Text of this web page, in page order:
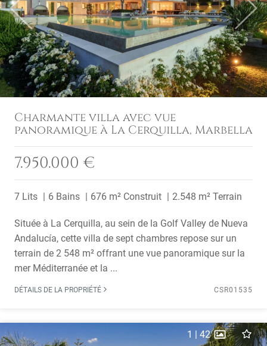
Previous Next
Charmante villa avec vue
panoramique à La Cerquilla, Marbella
7.950.000 €
7 Lits 6 Bains 676 m² Construit 2.548 m² Terrain
Située à La Cerquilla, au sein de la Golf Valley de Nueva
Andalucía, cette villa de sept chambres repose sur un
terrain de 2 548 m² offrant une vue panoramique sur la
mer Méditerranée et la ...
DÉTAILS DE LA PROPRIÉTÉ CSR01535
1 | 42